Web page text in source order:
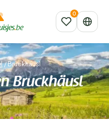
/Bruckhäusl
Bruckhäusl